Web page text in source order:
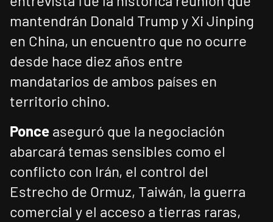
mantendrán Donald Trump y Xi Jinping
en China, un encuentro que no ocurre
desde hace diez años entre
mandatarios de ambos países en
territorio chino.
Ponce aseguró que la negociación
abarcará temas sensibles como el
conflicto con Irán, el control del
Estrecho de Ormuz, Taiwán, la guerra
comercial y el acceso a tierras raras,